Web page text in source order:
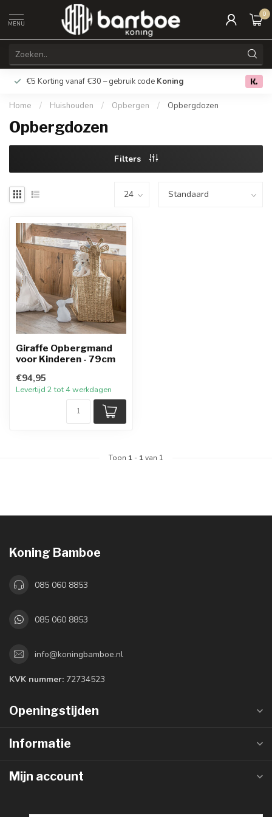
MENU
0
€5 Korting vanaf €30 – gebruik code Koning Gratis
Home / Huishouden / Opbergen / Opbergdozen
Opbergdozen
Filters
Giraffe Opbergmand
voor Kinderen - 79cm
€94,95
Levertijd 2 tot 4 werkdagen
Toon 1 - 1van 1
Koning Bamboe
085 060 8853
085 060 8853
info@koningbamboe.nl
KVK nummer: 72734523
Openingstijden
Informatie
Mijn account